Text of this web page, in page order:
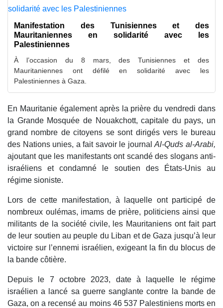
Manifestation des Tunisiennes et des
Mauritaniennes en solidarité avec les
Palestiniennes
À l’occasion du 8 mars, des Tunisiennes et des
Mauritaniennes ont défilé en solidarité avec les
Palestiniennes à Gaza.
En Mauritanie également après la prière du vendredi dans
la Grande Mosquée de Nouakchott, capitale du pays, un
grand nombre de citoyens se sont dirigés vers le bureau
des Nations unies, a fait savoir le journalAl-Quds al-Arabi,
ajoutant que les manifestants ont scandé des slogans anti-
israéliens et condamné le soutien des États-Unis au
régime sioniste.
Lors de cette manifestation, à laquelle ont participé de
nombreux oulémas, imams de prière, politiciens ainsi que
militants de la société civile, les Mauritaniens ont fait part
de leur soutien au peuple du Liban et de Gaza jusqu’à leur
victoire sur l’ennemi israélien, exigeant la fin du blocus de
la bande côtière.
Depuis le 7 octobre 2023, date à laquelle le régime
israélien a lancé sa guerre sanglante contre la bande de
Gaza, on a recensé au moins 46 537 Palestiniens morts en